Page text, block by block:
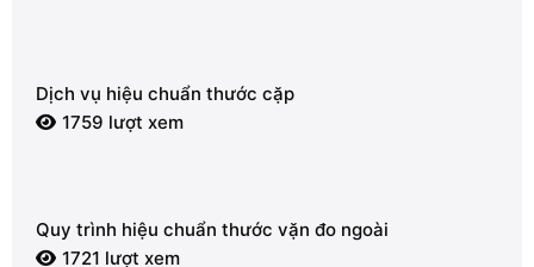
Dịch vụ hiệu chuẩn thước cặp
1759 lượt xem
Quy trình hiệu chuẩn thước vặn đo ngoài
1721 lượt xem